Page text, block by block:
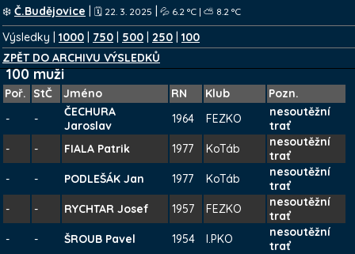
❄️ Č.Budějovice 🗓️ 22. 3. 2025 💦 6.2 °C | ⛅ 8.2 °C
Výsledky | 1000 750 500 250
100
ZPĚT DO ARCHIVU VÝSLEDKŮ
100 muži
Poř. StČ Jméno RN Klub
Pozn.
-
-
ČECHURA
Jaroslav
1964 FEZKO
nesoutěžní
trať
-
- FIALA Patrik 1977 KoTáb
nesoutěžní
trať
-
- PODLEŠÁK Jan 1977 KoTáb
nesoutěžní
trať
-
- RYCHTAR Josef 1957 FEZKO
nesoutěžní
trať
-
- ŠROUB Pavel 1954 I.PKO
nesoutěžní
trať